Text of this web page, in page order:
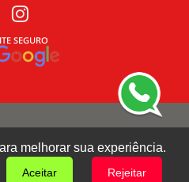
Design
melhorar sua experiência.
Aceitar Rejeitar